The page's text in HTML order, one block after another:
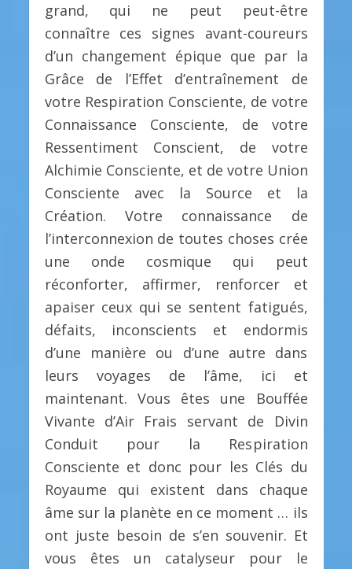
grand, qui ne peut peut-être
connaître ces signes avant-coureurs
d’un changement épique que par la
Grâce de l’Effet d’entraînement de
votre Respiration Consciente, de votre
Connaissance Consciente, de votre
Ressentiment Conscient, de votre
Alchimie Consciente, et de votre Union
Consciente avec la Source et la
Création. Votre connaissance de
l’interconnexion de toutes choses crée
une onde cosmique qui peut
réconforter, affirmer, renforcer et
apaiser ceux qui se sentent fatigués,
défaits, inconscients et endormis
d’une manière ou d’une autre dans
leurs voyages de l’âme, ici et
maintenant. Vous êtes une Bouffée
Vivante d’Air Frais servant de Divin
Conduit pour la Respiration
Consciente et donc pour les Clés du
Royaume qui existent dans chaque
âme sur la planète en ce moment … ils
ont juste besoin de s’en souvenir. Et
vous êtes un catalyseur pour le